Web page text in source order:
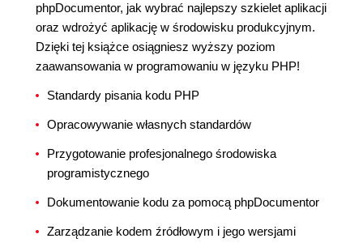
phpDocumentor, jak wybrać najlepszy szkielet aplikacji
oraz wdrożyć aplikację w środowisku produkcyjnym.
Dzięki tej książce osiągniesz wyższy poziom
zaawansowania w programowaniu w języku PHP!
Standardy pisania kodu PHP
Opracowywanie własnych standardów
Przygotowanie profesjonalnego środowiska
programistycznego
Dokumentowanie kodu za pomocą phpDocumentor
Zarządzanie kodem źródłowym i jego wersjami